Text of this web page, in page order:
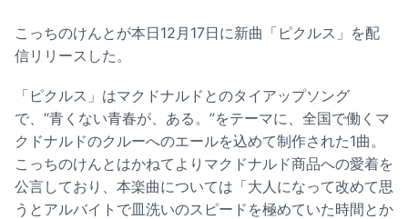
こっちのけんとが本日12月17日に新曲「ピクルス」を配
信リリースした。
「ピクルス」はマクドナルドとのタイアップソング
で、“青くない青春が、ある。”をテーマに、全国で働くマ
クドナルドのクルーへのエールを込めて制作された1曲。
こっちのけんとはかねてよりマクドナルド商品への愛着を
公言しており、本楽曲については「大人になって改めて思
うとアルバイトで皿洗いのスピードを極めていた時間とか